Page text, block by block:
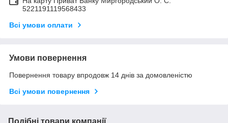
5221191119568433
Всі умови оплати
Умови повернення
Повернення товару впродовж 14 днів за домовленістю
Всі умови повернення
Подібні товари компанії